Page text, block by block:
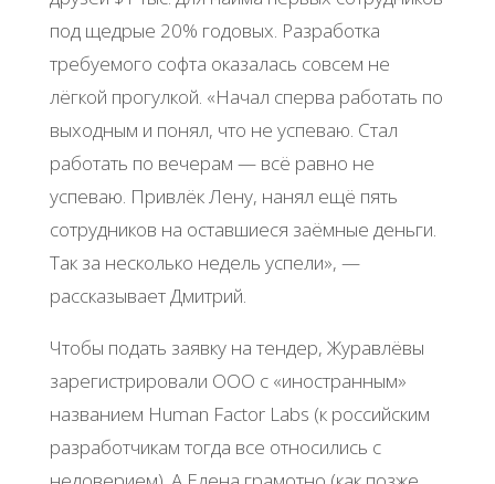
под щедрые 20% годовых. Разработка
требуемого софта оказалась совсем не
лёгкой прогулкой. «Начал сперва работать по
выходным и понял, что не успеваю. Стал
работать по вечерам — всё равно не
успеваю. Привлёк Лену, нанял ещё пять
сотрудников на оставшиеся заёмные деньги.
Так за несколько недель успели», —
рассказывает Дмитрий.
Чтобы подать заявку на тендер, Журавлёвы
зарегистрировали ООО с «иностранным»
названием Human Factor Labs (к российским
разработчикам тогда все относились с